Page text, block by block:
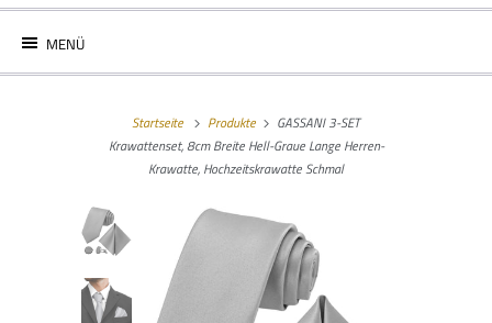
MENÜ
Startseite Produkte
GASSANI 3-SET
Krawattenset, 8cm Breite Hell-Graue Lange Herren-
Krawatte, Hochzeitskrawatte Schmal